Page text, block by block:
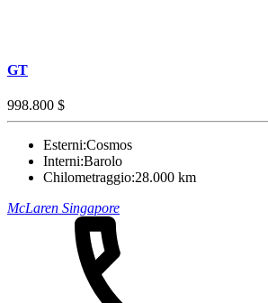
GT
998.800 $
Esterni:Cosmos
Interni:Barolo
Chilometraggio:28.000 km
McLaren Singapore